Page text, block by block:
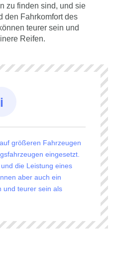
zu finden sind, und sie
den Fahrkomfort des
teurer sein und
Reifen.
größeren Fahrzeugen
eingesetzt.
die Leistung eines
aber auch ein
und teurer sein als